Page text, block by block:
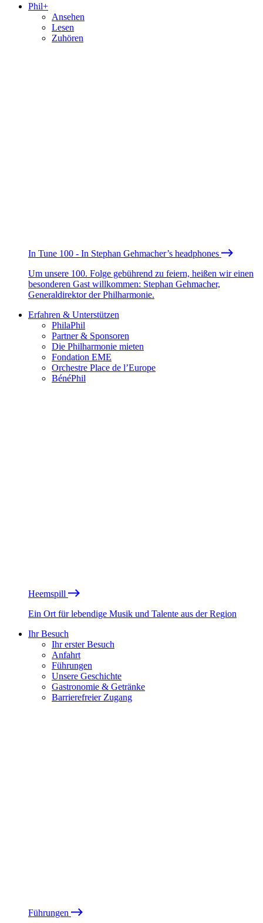
Phil+
Ansehen
Lesen
Zuhören
In Tune 100 - In Stephan Gehmacher’s headphones
Um unsere 100. Folge gebührend zu feiern, heißen wir einen
besonderen Gast willkommen: Stephan Gehmacher,
Generaldirektor der Philharmonie.
Erfahren & Unterstützen
PhilaPhil
Partner & Sponsoren
Die Philharmonie mieten
Fondation EME
Orchestre Place de l’Europe
BénéPhil
Heemspill
Ein Ort für lebendige Musik und Talente aus der Region
Ihr Besuch
Ihr erster Besuch
Anfahrt
Führungen
Unsere Geschichte
Gastronomie & Getränke
Barrierefreier Zugang
Führungen